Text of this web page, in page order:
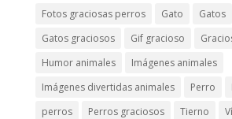
Fotos graciosas perros
Gato
Gatos
Gatos graciosos
Gif gracioso
Humor animales
Imágenes animales
Imágenes divertidas animales
Perro
perros
Perros graciosos Tierno